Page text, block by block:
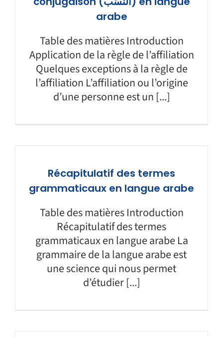
arabe
Table des matières Introduction
Application de la règle de l’affiliation
Quelques exceptions à la règle de
l’affiliation L’affiliation ou l’origine
d’une personne est un [...]
Récapitulatif des termes
grammaticaux en langue arabe
Table des matières Introduction
Récapitulatif des termes
grammaticaux en langue arabe La
grammaire de la langue arabe est
une science qui nous permet
d’étudier [...]